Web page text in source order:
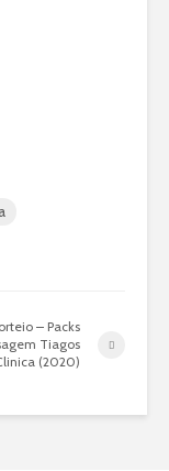
– Packs
Tiagos
(2020)